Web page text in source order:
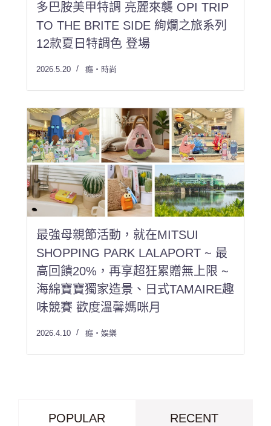
多巴胺美甲特調 亮麗來襲 OPI TRIP
TO THE BRITE SIDE 絢爛之旅系列
12款夏日特調色 登場
2026.5.20 癮・時尚
最強母親節活動，就在MITSUI
SHOPPING PARK LALAPORT ~ 最
高回饋20%，再享超狂累贈無上限 ~
海綿寶寶獨家造景、日式TAMAIRE趣
味競賽 歡度溫馨媽咪月
2026.4.10 癮・娛樂
POPULAR RECENT